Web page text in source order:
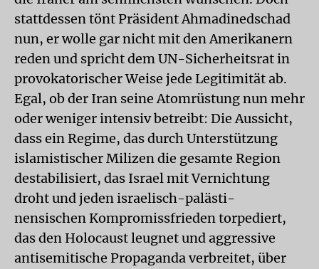
stattdessen tönt Präsident Ahmadinedschad
nun, er wolle gar nicht mit den Amerikanern
reden und spricht dem UN-Sicherheitsrat in
provokatorischer Weise jede Legitimität ab.
Egal, ob der Iran seine Atomrüstung nun mehr
oder weniger intensiv betreibt: Die Aussicht,
dass ein Regime, das durch Unterstützung
islamistischer Milizen die gesamte Region
destabilisiert, das Israel mit Vernichtung
droht und jeden israelisch-palästi-
nensischen Kompromissfrieden torpediert,
das den Holocaust leugnet und aggressive
antisemitische Propaganda verbreitet, über